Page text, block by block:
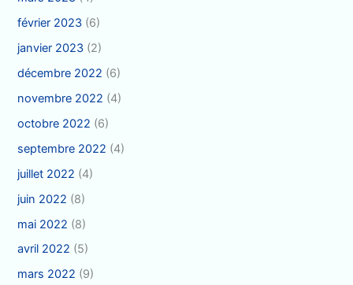
février 2023 (6)
janvier 2023 (2)
décembre 2022 (6)
novembre 2022 (4)
octobre 2022 (6)
septembre 2022 (4)
juillet 2022 (4)
juin 2022 (8)
mai 2022 (8)
avril 2022 (5)
mars 2022 (9)